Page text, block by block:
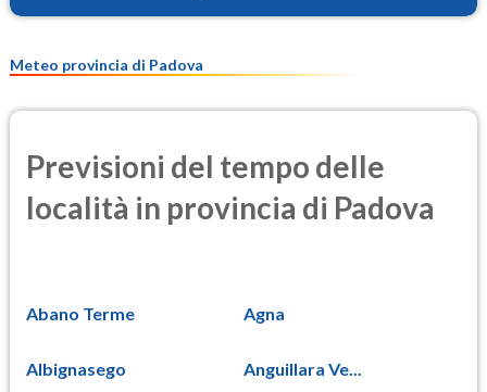
PM25
Meteo provincia di Padova
Previsioni del tempo delle
località in provincia di Padova
Abano Terme Agna
Albignasego Anguillara Ve...